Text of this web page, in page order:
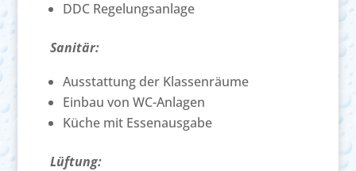
DDC Regelungsanlage
Sanitär:
Ausstattung der Klassenräume
Einbau von WC-Anlagen
Küche mit Essenausgabe
Lüftung: